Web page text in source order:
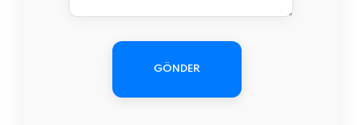
GÖNDER